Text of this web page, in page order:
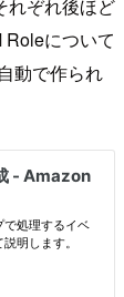
れぞれ後ほど
について
動で作られ